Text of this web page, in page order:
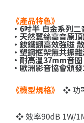
《產品特色》
・6吋半 白金系列
・天然蠶絲高音原
・釹鐵錋高效強磁
・塑鋼框架無共振
・耐高溫37mm音
・ 歐洲影音協會頒
《機型規格》
❖ 功
❖ 效率90dB 1W/